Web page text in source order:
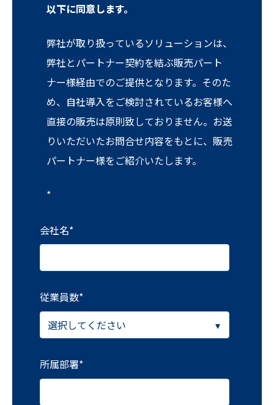
以下に同意します。
弊社が取り扱っているソリューションは、
弊社とパートナー契約を結ぶ販売パート
ナー様経由でのご提供となります。そのた
め、自社導入をご検討されているお客様へ
直接の販売は原則致しておりません。お送
りいただいたお問合せ内容をもとに、販売
パートナー様をご紹介いたします。
*
会社名*
従業員数*
所属部署*